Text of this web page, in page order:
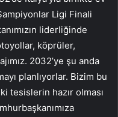
Ligi Finali
liderliğinde
köprüler,
2032’ye şu anda
planlıyorlar. Bizim bu
tesislerin hazır olması